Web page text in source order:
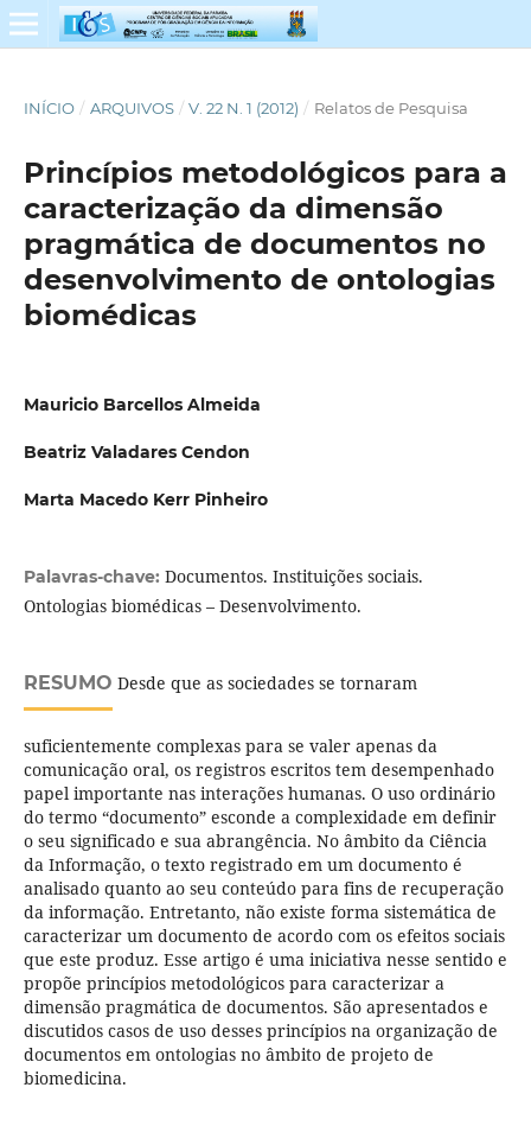
INÍCIO / ARQUIVOS / V. 22 N. 1 (2012) / Relatos de Pesquisa
Princípios metodológicos para a
caracterização da dimensão
pragmática de documentos no
desenvolvimento de ontologias
biomédicas
Mauricio Barcellos Almeida
Beatriz Valadares Cendon
Marta Macedo Kerr Pinheiro
Palavras-chave: Documentos. Instituições sociais.
Ontologias biomédicas – Desenvolvimento.
RESUMO Desde que as sociedades se tornaram
suficientemente complexas para se valer apenas da
comunicação oral, os registros escritos tem desempenhado
papel importante nas interações humanas. O uso ordinário
do termo “documento” esconde a complexidade em definir
o seu significado e sua abrangência. No âmbito da Ciência
da Informação, o texto registrado em um documento é
analisado quanto ao seu conteúdo para fins de recuperação
da informação. Entretanto, não existe forma sistemática de
caracterizar um documento de acordo com os efeitos sociais
que este produz. Esse artigo é uma iniciativa nesse sentido e
propõe princípios metodológicos para caracterizar a
dimensão pragmática de documentos. São apresentados e
discutidos casos de uso desses princípios na organização de
documentos em ontologias no âmbito de projeto de
biomedicina.